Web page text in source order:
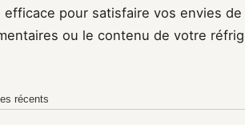
efficace pour satisfaire vos envies
ou le contenu de votre
récents